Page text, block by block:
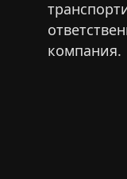
компания.